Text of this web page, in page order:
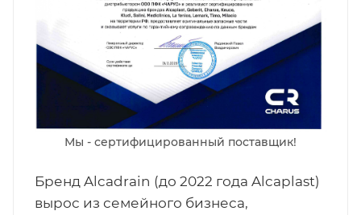
Мы - сертифицированный поставщик!
Бренд Alcadrain (до 2022 года Alcaplast)
вырос из семейного бизнеса,